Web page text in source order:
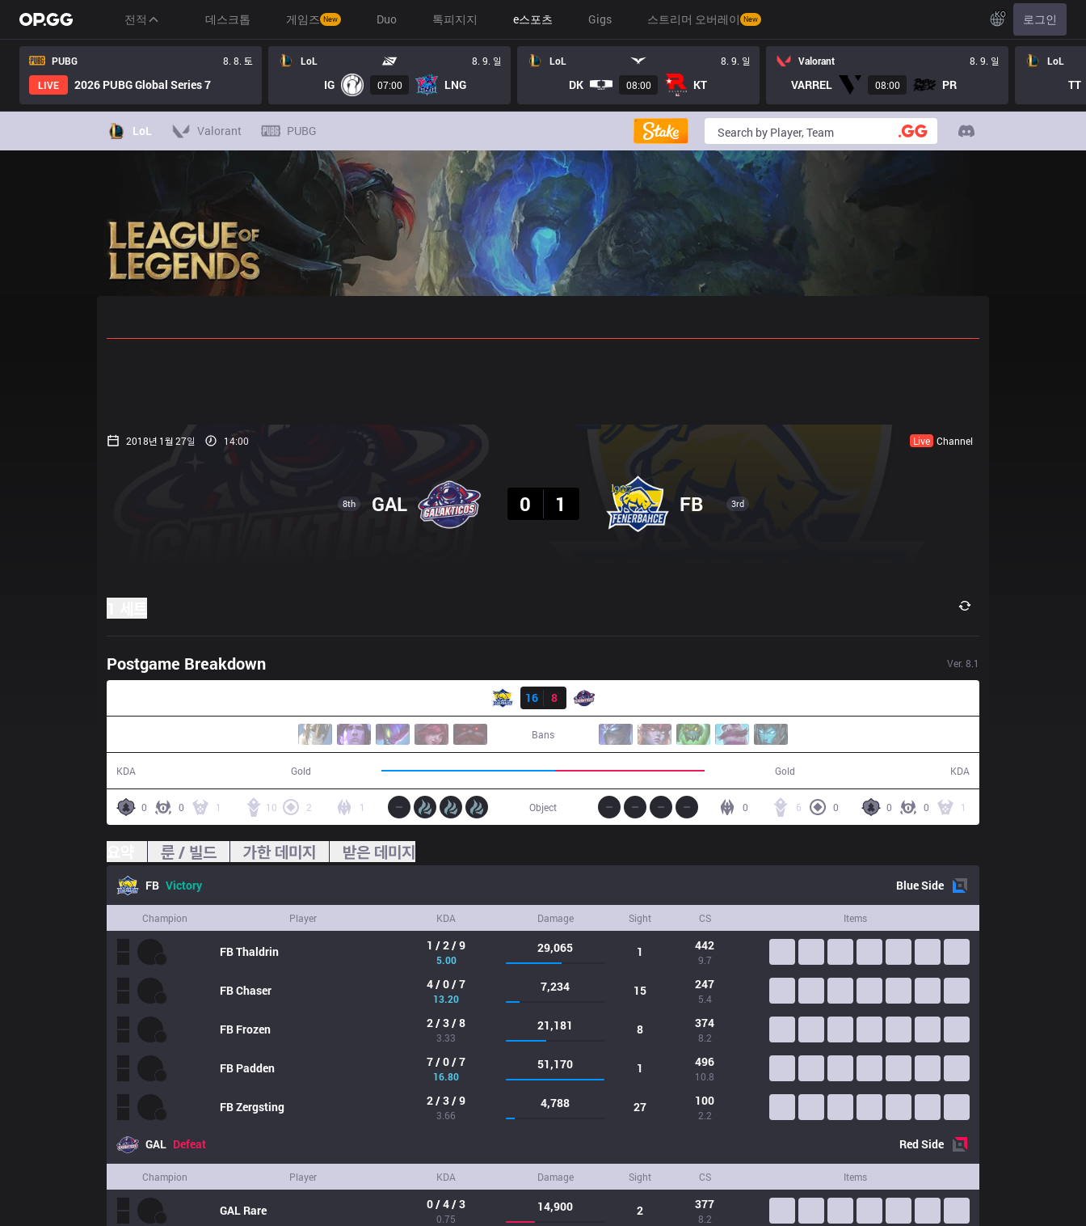
전적 데스크톱 게임즈 New Duo 톡피지지 e스포츠 Gigs 스트리머 오버레이 New KO 로그인
PUBG
8. 8. 토
LIVE
2026 PUBG Global Series 7
LoL 8. 9. 일
IG 07:00 LNG
LoL 8. 9. 일
DK 08:00 KT
Valorant 8. 9. 일
VARREL 08:00 PR
LoL
TT
LoL Valorant PUBG
2018년 1월 27일 14:00 Live Channel
8th GAL
0
1 FB 3rd
Postgame Breakdown Ver. 8.1
16
8
Bans
KDA Gold Gold KDA
0 0 1 10 2 1 0 0 1
6 0
0
Object
룬 / 빌드 가한 데미지 받은 데미지
FB Victory BlueSide
Champion Player KDA Damage Sight CS Items
FBThaldrin 1 / 2 / 9
5.00
29,065 1 442
9.7
FBChaser 4 / 0 / 7
13.20
7,234 15 247
5.4
FB Frozen 2 / 3 / 8
3.33
21,181 8 374
8.2
FB Padden 7 / 0 / 7
16.80
51,170 1 496
10.8
FBZergsting 2 / 3 / 9
3.66
4,788 27 100
2.2
GAL Defeat RedSide
Champion Player KDA Damage Sight CS Items
GAL Rare 0 / 4 / 3
0.75
14,900 2 377
8.2